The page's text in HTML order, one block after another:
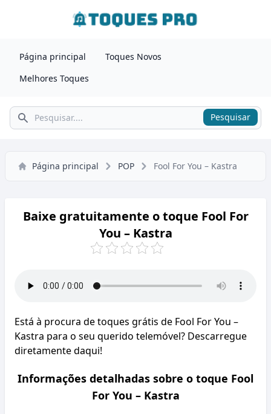
Página principal
Toques Novos
Melhores Toques
Pesquisar Pesquisar
Página principal POP Fool For You – Kastra
Baixe gratuitamente o toque Fool For
You – Kastra
Está à procura de toques grátis de Fool For You –
Kastra para o seu querido telemóvel? Descarregue
diretamente daqui!
Informações detalhadas sobre o toque Fool
For You – Kastra